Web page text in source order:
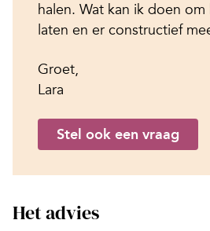
halen. Wat kan ik doen
laten en er constructief
Groet,
Lara
Stel ook een vraag
Het advies